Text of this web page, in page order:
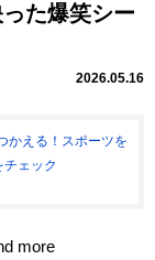
た爆笑シー
2026.05.16
かえる！スポーツを
ェック
more